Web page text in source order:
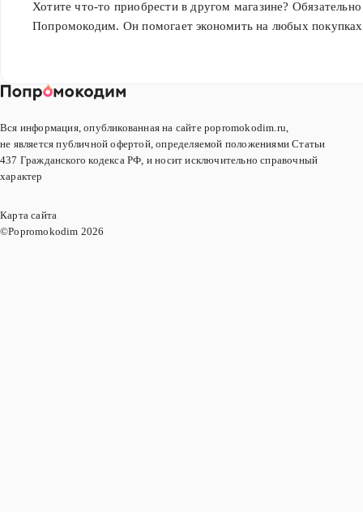
Хотите что-то приобрести в другом магазине?
Попромокодим. Он помогает экономить на любых
©Popromokodim 2026
Карта сайта
Вся информация, опубликованная на сайте popromokodim.ru,
не является публичной офертой, определяемой положениями Статьи
437 Гражданского кодекса РФ, и носит исключительно справочный
характер